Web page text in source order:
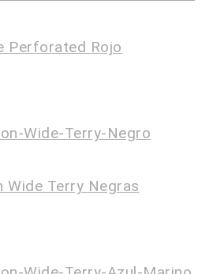
Perforated Rojo
Wide Terry Negras